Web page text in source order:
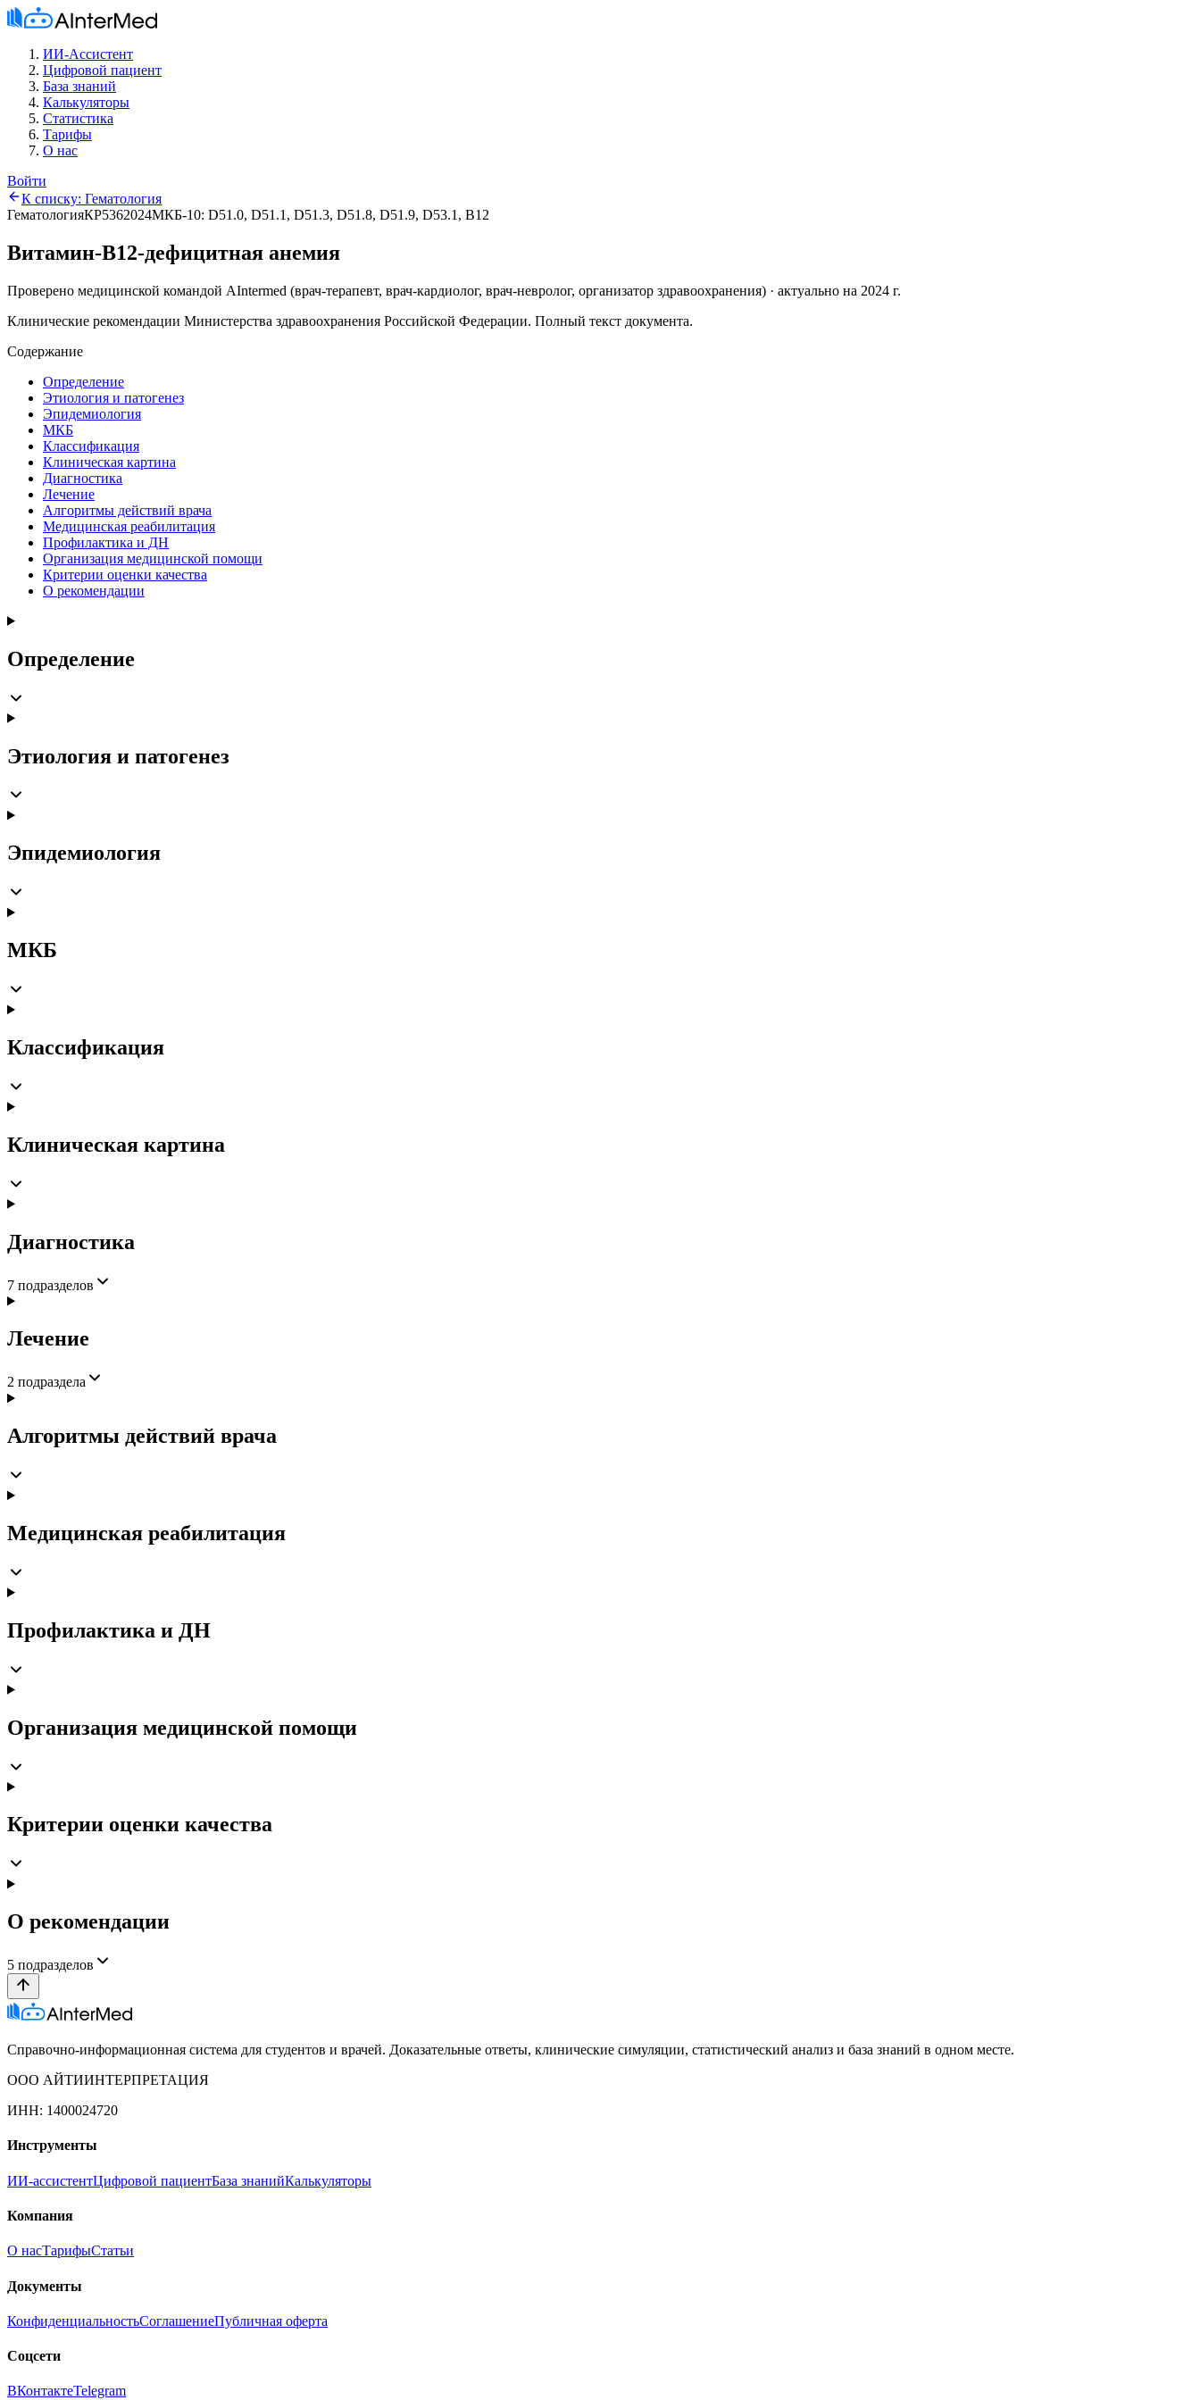
ИИ-Ассистент
Цифровой пациент
База знаний
Калькуляторы
Статистика
Тарифы
О нас
Войти
К списку: Гематология
ГематологияКР5362024МКБ-10: D51.0, D51.1, D51.3, D51.8, D51.9, D53.1, B12
Витамин-В12-дефицитная анемия
Проверено медицинской командой AIntermed (врач-терапевт, врач-кардиолог, врач-невролог, организатор здравоохранения) · актуально на 2024 г.
Клинические рекомендации Министерства здравоохранения Российской Федерации. Полный текст документа.
Содержание
Определение
Этиология и патогенез
Эпидемиология
МКБ
Классификация
Клиническая картина
Диагностика
Лечение
Алгоритмы действий врача
Медицинская реабилитация
Профилактика и ДН
Организация медицинской помощи
Критерии оценки качества
О рекомендации
Определение
Этиология и патогенез
Эпидемиология
МКБ
Классификация
Клиническая картина
Диагностика
7 подразделов
Лечение
2 подраздела
Алгоритмы действий врача
Медицинская реабилитация
Профилактика и ДН
Организация медицинской помощи
Критерии оценки качества
О рекомендации
5 подразделов
Справочно-информационная система для студентов и врачей. Доказательные ответы, клинические симуляции, статистический анализ и база знаний в одном месте.
ООО АЙТИИНТЕРПРЕТАЦИЯ
ИНН: 1400024720
Инструменты
ИИ-ассистентЦифровой пациентБаза знанийКалькуляторы
Компания
О насТарифыСтатьи
Документы
КонфиденциальностьСоглашениеПубличная оферта
Соцсети
ВКонтактеTelegram